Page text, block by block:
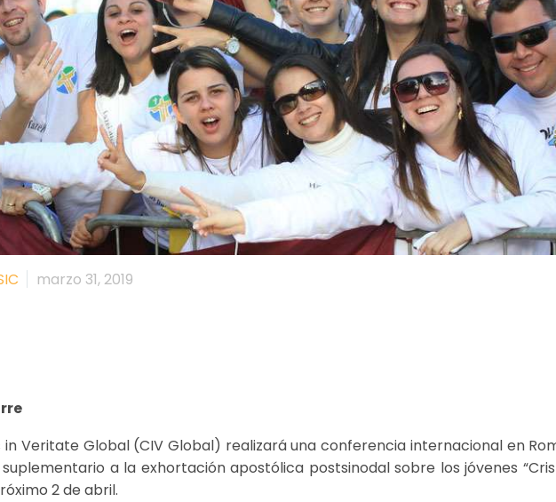
marzo 31, 2019
in Veritate Global (CIV Global) realizará una conferencia internacional en
a la exhortación apostólica postsinodal sobre los jóvenes
2 de abril.